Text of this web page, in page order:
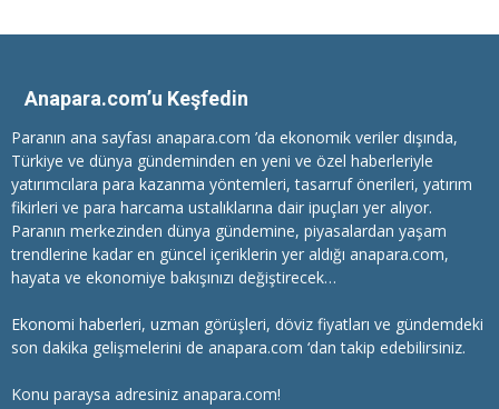
Anapara.com’u Keşfedin
Paranın ana sayfası anapara.com ’da ekonomik veriler dışında,
Türkiye ve dünya gündeminden en yeni ve özel haberleriyle
yatırımcılara para kazanma yöntemleri, tasarruf önerileri, yatırım
fikirleri ve para harcama ustalıklarına dair ipuçları yer alıyor.
Paranın merkezinden dünya gündemine, piyasalardan yaşam
trendlerine kadar en güncel içeriklerin yer aldığı anapara.com,
hayata ve ekonomiye bakışınızı değiştirecek…
Ekonomi haberleri, uzman görüşleri, döviz fiyatları ve gündemdeki
son dakika gelişmelerini de anapara.com ‘dan takip edebilirsiniz.
Konu paraysa adresiniz anapara.com!